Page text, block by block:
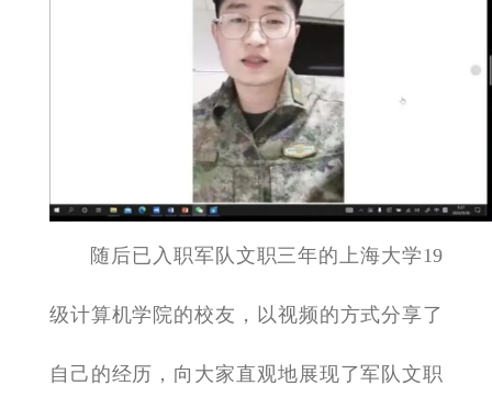
随后已入职军队文职三年的上海大学19
级计算机学院的校友，以视频的方式分享了
自己的经历，向大家直观地展现了军队文职